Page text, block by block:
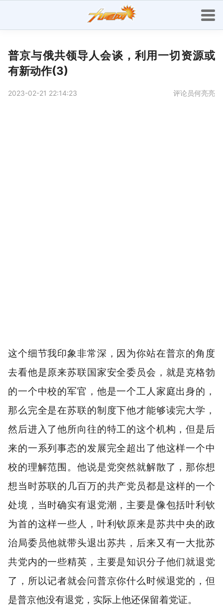
普京与俄共领导人会谈，利用一切资源或
有新动作(3)
2023-02-21 22:14:23 评论员何亮亮
这个细节我印象非常深，因为你站在普京的角度
去看他是原来苏联国家安全委员会，就是克格勃
的一个中校的军官，他是一个工人家庭出身的，
那么完全是在苏联的制度下他才能够读完大学，
然后进入了他所向往的特工的这个机构，但是后
来的一系列事态的发展完全超出了他这样一个中
校的理解范围。他说是党突然就解散了，那你想
想当时苏联的几百万的共产党员都是这样的一个
处境，当时确实有退党潮，主要是像包括叶利钦
为首的这样一些人，叶利钦原来是苏共中央的政
治局委员他就带头退出苏共，后来又有一大批苏
共党内的一些精英，主要是知识分子他们就退党
了，所以记者就会问普京你什么时候退党的，但
是普京他没有退党，实际上他还保留着党证。